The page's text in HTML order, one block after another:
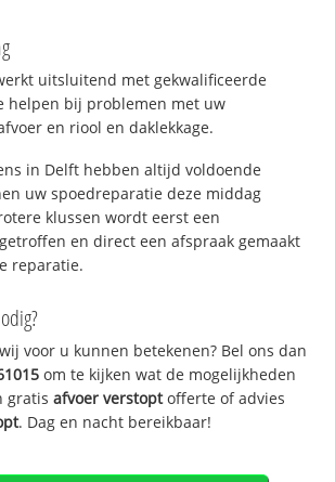
uitsluitend met gekwalificeerde
helpen bij problemen met uw
en riool en daklekkage.
in Delft hebben altijd voldoende
uw spoedreparatie deze middag
klussen wordt eerst een
en direct een afspraak gemaakt
reparatie.
voor u kunnen betekenen? Bel ons dan
om te kijken wat de mogelijkheden
gratisafvoer verstoptofferte of advies
. Dag en nacht bereikbaar!